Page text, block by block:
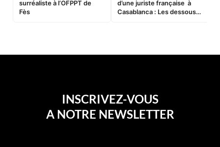
surréaliste à l’OFPPT de
Fès
d’une juriste française à
Casablanca : Les dessous
INSCRIVEZ-VOUS
A NOTRE NEWSLETTER